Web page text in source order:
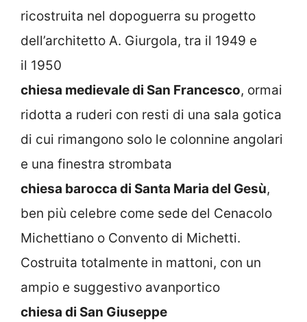
ricostruita nel dopoguerra su progetto
dell’architetto A. Giurgola, tra il 1949 e
il 1950
chiesa medievale di San Francesco, ormai
ridotta a ruderi con resti di una sala gotica
di cui rimangono solo le colonnine angolari
e una finestra strombata
chiesa barocca di Santa Maria del Gesù,
ben più celebre come sede del Cenacolo
Michettiano o Convento di Michetti.
Costruita totalmente in mattoni, con un
ampio e suggestivo avanportico
chiesa di San Giuseppe